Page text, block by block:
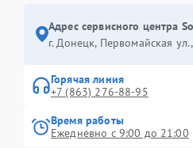
Адрес сервисного центра
г. Донецк, Первомайская
Горячая линия
+7 (863) 276-88-95
Время работы
Ежедневно с 9:00 до 21:00